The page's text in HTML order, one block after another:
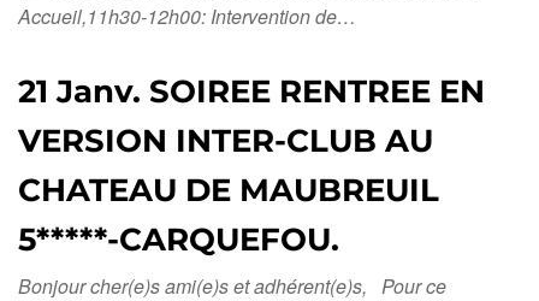
Accueil,11h30-12h00: Intervention de…
21 Janv. SOIREE RENTREE EN
VERSION INTER-CLUB AU
CHATEAU DE MAUBREUIL
5*****-CARQUEFOU.
Bonjour cher(e)s ami(e)s et adhérent(e)s, Pour ce